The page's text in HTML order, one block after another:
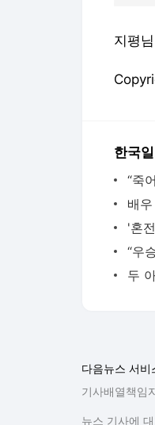
지평
한국
배
'혼
다음뉴스 서비
기사배열책임
뉴스 기사에